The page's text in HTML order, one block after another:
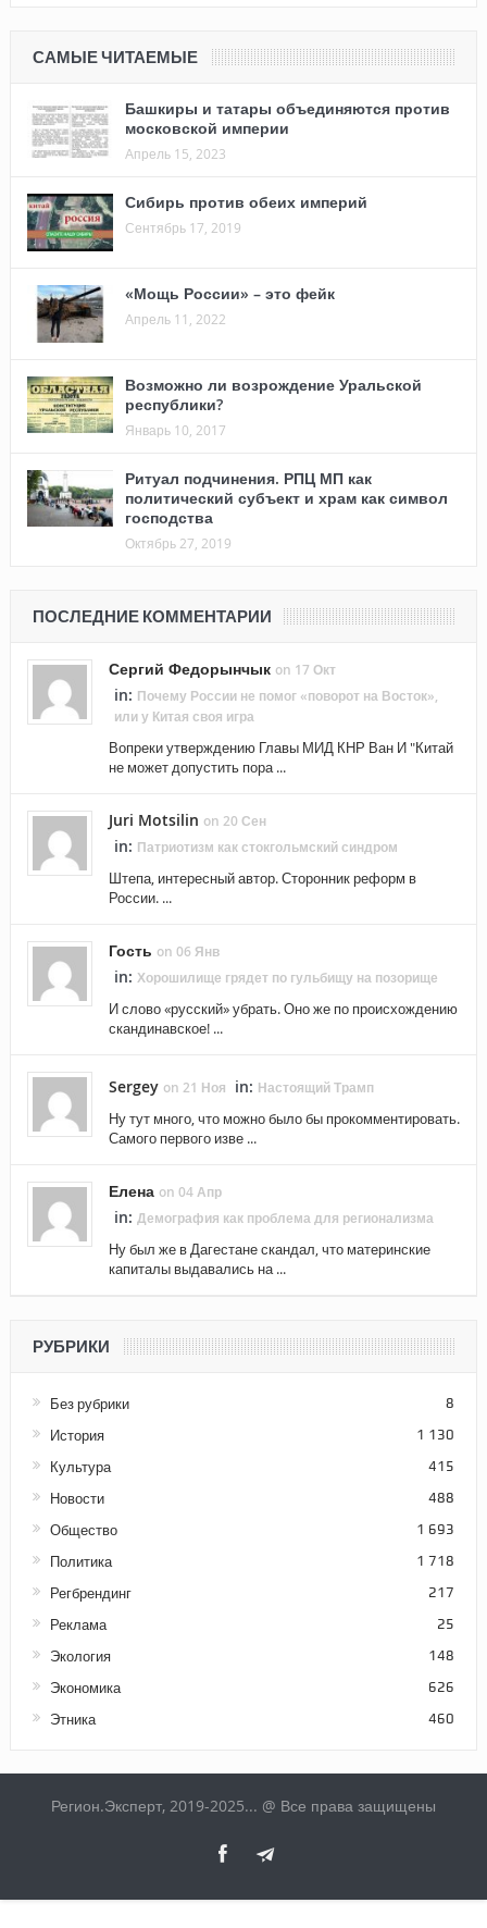
САМЫЕ ЧИТАЕМЫЕ
Башкиры и татары объединяются против
московской империи
Апрель 15, 2023
Сибирь против обеих империй
Сентябрь 17, 2019
«Мощь России» – это фейк
Апрель 11, 2022
Возможно ли возрождение Уральской
республики?
Январь 10, 2017
Ритуал подчинения. РПЦ МП как
политический субъект и храм как символ
господства
Октябрь 27, 2019
ПОСЛЕДНИЕ КОММЕНТАРИИ
Сергий Федорынчык on 17 Окт
in: Почему России не помог «поворот на Восток»,
или у Китая своя игра
Вопреки утверждению Главы МИД КНР Ван И "Китай
не может допустить пора ...
Juri Motsilin on 20 Сен
in: Патриотизм как стокгольмский синдром
Штепа, интересный автор. Сторонник реформ в
России. ...
Гость on 06 Янв
in: Хорошилище грядет по гульбищу на позорище
И слово «русский» убрать. Оно же по происхождению
скандинавское! ...
Sergey on 21 Ноя in: Настоящий Трамп
Ну тут много, что можно было бы прокомментировать.
Самого первого изве ...
Елена on 04 Апр
in: Демография как проблема для регионализма
Ну был же в Дагестане скандал, что материнские
капиталы выдавались на ...
РУБРИКИ
Без рубрики 8
История 1 130
Культура 415
Новости 488
Общество 1 693
Политика 1 718
Регбрендинг 217
Реклама 25
Экология 148
Экономика 626
Этника 460
Регион.Эксперт, 2019-2025... @ Все права защищены